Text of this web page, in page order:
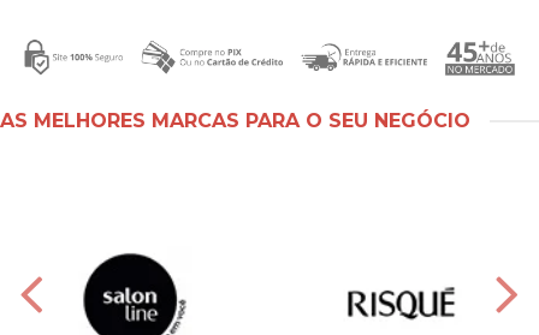
AS MELHORES MARCAS PARA O SEU NEGÓCIO